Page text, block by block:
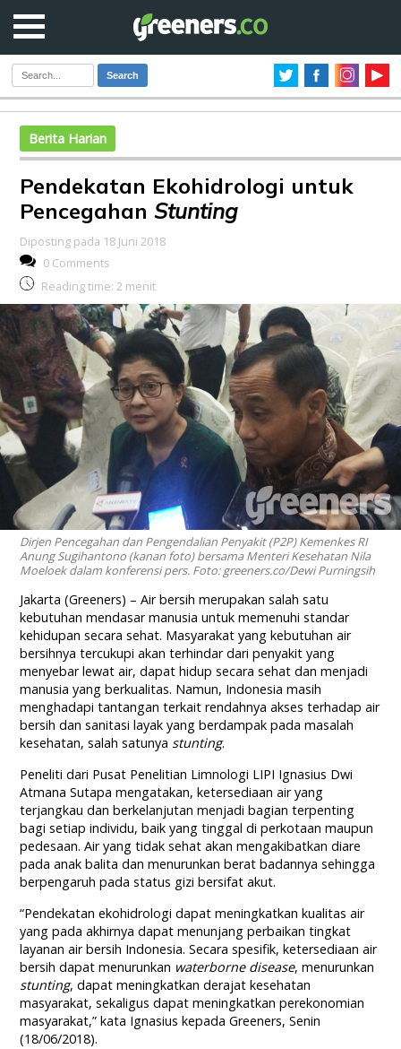
Search
Berita Harian
Pendekatan Ekohidrologi untuk
PencegahanStunting
Diposting pada 18 Juni 2018
0 Comments
Reading time: 2 menit
Dirjen Pencegahan dan Pengendalian Penyakit (P2P) Kemenkes RI
Anung Sugihantono (kanan foto) bersama Menteri Kesehatan Nila
Moeloek dalam konferensi pers. Foto: greeners.co/Dewi Purningsih
Jakarta (Greeners) – Air bersih merupakan salah satu
kebutuhan mendasar manusia untuk memenuhi standar
kehidupan secara sehat. Masyarakat yang kebutuhan air
bersihnya tercukupi akan terhindar dari penyakit yang
menyebar lewat air, dapat hidup secara sehat dan menjadi
manusia yang berkualitas. Namun, Indonesia masih
menghadapi tantangan terkait rendahnya akses terhadap air
bersih dan sanitasi layak yang berdampak pada masalah
kesehatan, salah satunya stunting.
Peneliti dari Pusat Penelitian Limnologi LIPI Ignasius Dwi
Atmana Sutapa mengatakan, ketersediaan air yang
terjangkau dan berkelanjutan menjadi bagian terpenting
bagi setiap individu, baik yang tinggal di perkotaan maupun
pedesaan. Air yang tidak sehat akan mengakibatkan diare
pada anak balita dan menurunkan berat badannya sehingga
berpengaruh pada status gizi bersifat akut.
“Pendekatan ekohidrologi dapat meningkatkan kualitas air
yang pada akhirnya dapat menunjang perbaikan tingkat
layanan air bersih Indonesia. Secara spesifik, ketersediaan air
bersih dapat menurunkan waterborne disease, menurunkan
stunting, dapat meningkatkan derajat kesehatan
masyarakat, sekaligus dapat meningkatkan perekonomian
masyarakat,” kata Ignasius kepada Greeners, Senin
(18/06/2018).